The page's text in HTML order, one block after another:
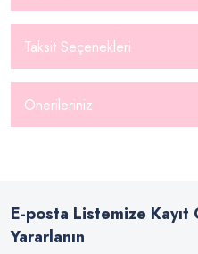
Taksit Seçenekleri
Önerileriniz
E-posta Listemize Kayıt
Yararlanın